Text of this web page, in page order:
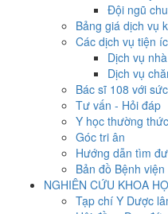
Đội ngũ
Bảng giá dịch vụ
Các dịch vụ tiện
Dịch vụ
Dịch vụ
Bác sĩ 108 với
Tư vấn - Hỏi đáp
Y học thường thức
Góc tri ân
Hướng dẫn tìm
Bản đồ Bệnh viện
NGHIÊN CỨU KHOA
Tạp chí Y Dược